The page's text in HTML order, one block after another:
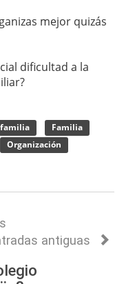
mejor quizás
dificultad a la
familia
Familia
Organización
antiguas